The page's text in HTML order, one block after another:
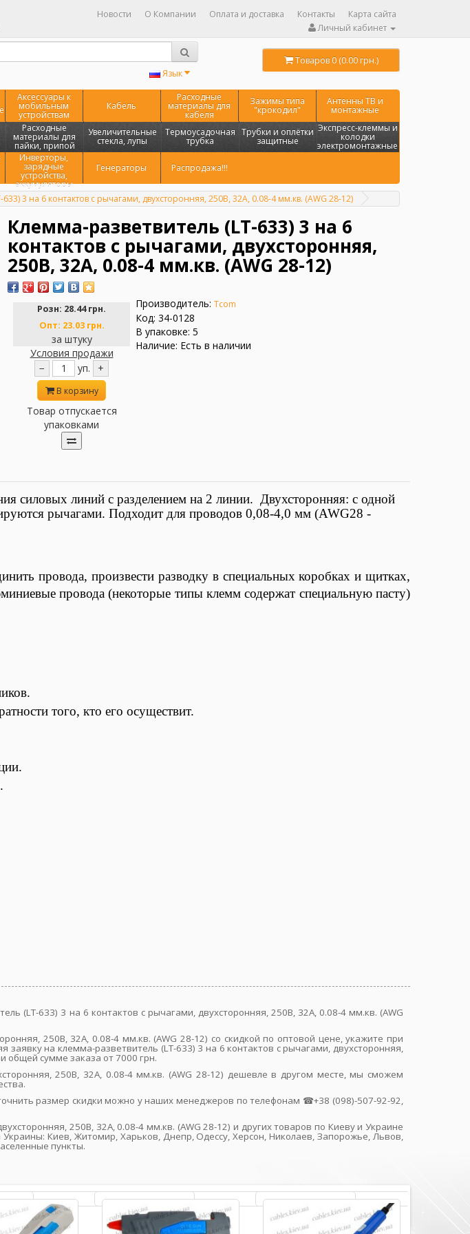
Новости О Компании Оплата и доставка Контакты
Карта сайта
Личный кабинет
Язык
Товаров 0 (0.00 грн.)
Аксессуары к
мобильным
устройствам
Кабель
Расходные
материалы для
кабеля
Зажимы типа
"крокодил"
Антенны ТВ и
монтажные
Расходные
материалы для
пайки, припой
Увеличительные
стекла, лупы
Термоусадочная
трубка
Трубки и оплётки
защитные
Экспресс-клеммы и
колодки
электромонтажные
Инверторы,
зарядные
устройства,
аккумуляторы
Генераторы Распродажа!!!
3 на 6 контактов с рычагами, двухсторонняя, 250В, 32A, 0.08-4 мм.кв. (AWG 28-12)
Клемма-разветвитель (LT-633) 3 на 6
контактов с рычагами, двухсторонняя,
250В, 32A, 0.08-4 мм.кв. (AWG 28-12)
Розн: 28.44 грн.
Опт: 23.03 грн.
за штуку
Условия продажи
−
уп. +
В корзину
Товар отпускается
упаковками
Производитель: Tcom
Код: 34-0128
В упаковке: 5
Наличие: Есть в наличии
силовых линий с разделением на 2 линии. Двухсторонняя: с одной
рычагами. Подходит для проводов 0,08-4,0 мм (AWG28 -
провода, произвести разводку в специальных коробках и щитках,
провода (некоторые типы клемм содержат специальную пасту)
того, кто его осуществит.
(LT-633) 3 на 6 контактов с рычагами, двухсторонняя, 250В, 32A, 0.08-4 мм.кв. (AWG
250В, 32A, 0.08-4 мм.кв. (AWG 28-12) со скидкой по оптовой цене, укажите при
на клемма-разветвитель (LT-633) 3 на 6 контактов с рычагами, двухсторонняя,
общей сумме заказа от 7000 грн.
250В, 32A, 0.08-4 мм.кв. (AWG 28-12) дешевле в другом месте, мы сможем
размер скидки можно у наших менеджеров по телефонам ☎+38 (098)-507-92-92,
250В, 32A, 0.08-4 мм.кв. (AWG 28-12) и других товаров по Киеву и Украине
Киев, Житомир, Харьков, Днепр, Одессу, Херсон, Николаев, Запорожье, Львов,
пункты.